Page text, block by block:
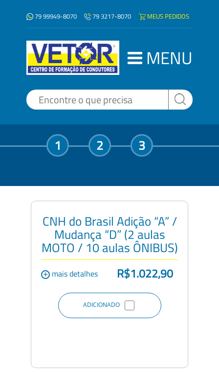
79 99949-8070 79 3217-8070 MEUS PEDIDOS
MENU
1 2 3
CNH do Brasil Adição “A” /
Mudança “D” (2 aulas
MOTO / 10 aulas ÔNIBUS)
+ mais detalhes R$1.022,90
ADICIONADO